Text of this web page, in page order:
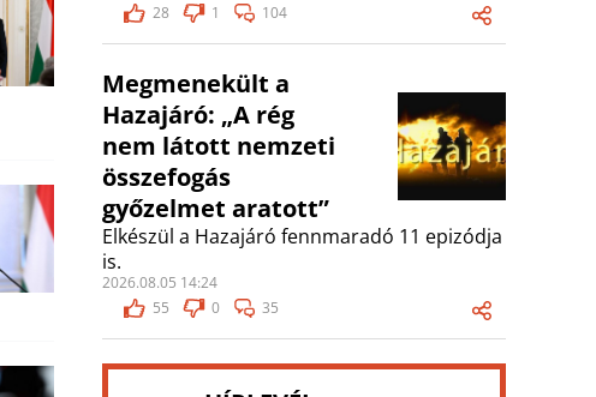
28
1 104
Megmenekült a
Hazajáró: „A rég
nem látott nemzeti
összefogás
győzelmet aratott”
Elkészül a Hazajáró fennmaradó 11 epizódja
is.
2026.08.05 14:24
55
0 35